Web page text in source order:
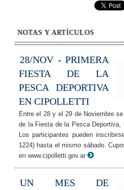
NOTAS Y ARTÍCULOS
28/NOV - PRIMERA
FIESTA DE LA
PESCA DEPORTIVA
EN CIPOLLETTI
Entre el 28 y el 29 de Noviembre
de la Fiesta de la Pesca Deportiva,
Los participantes pueden
1224) hasta el mismo sábado.
en www.cipolletti.gov.ar
UN MES DE